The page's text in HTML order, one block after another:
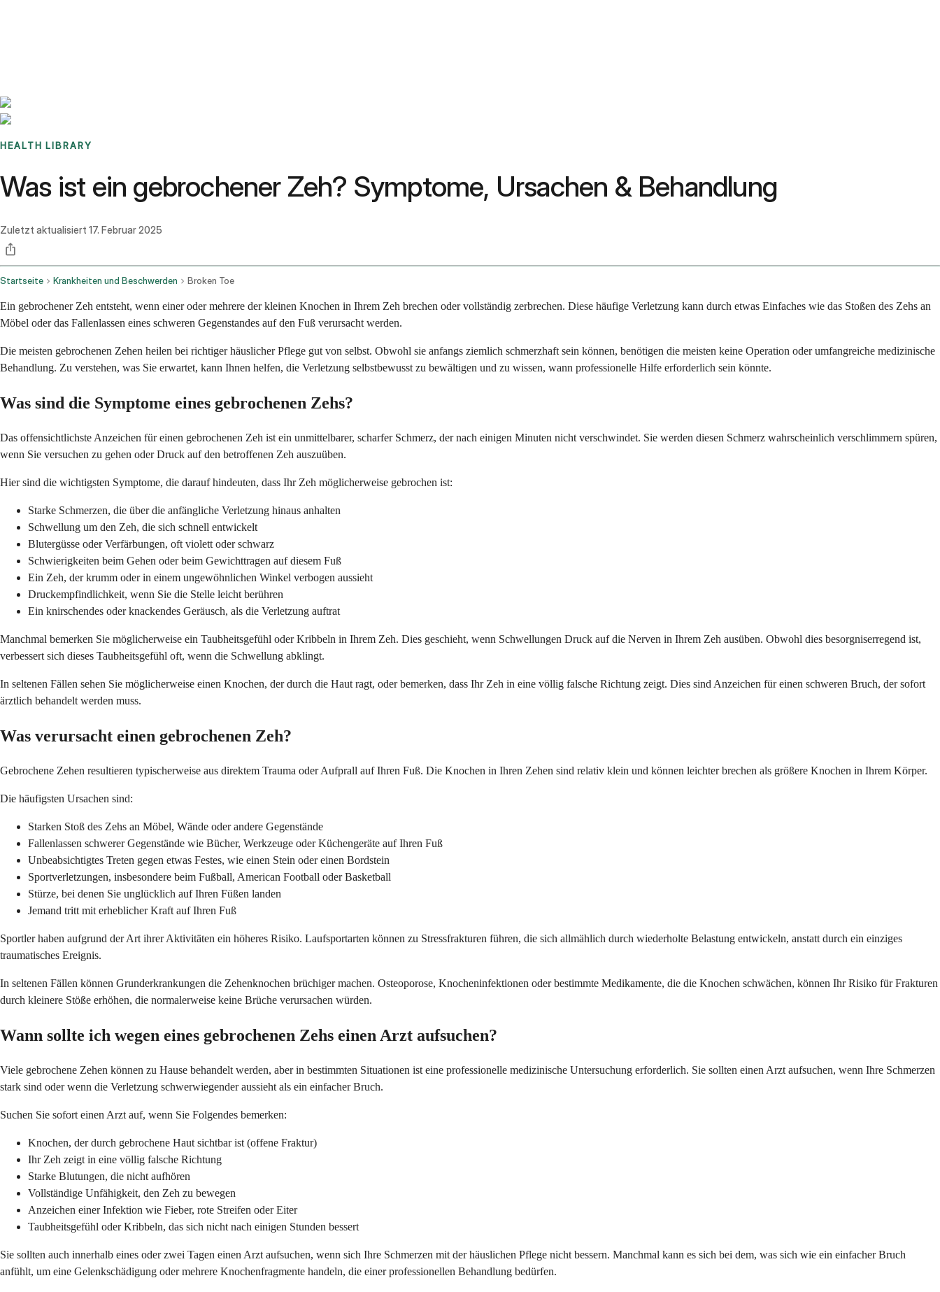
HEALTH LIBRARY
Was ist ein gebrochener Zeh? Symptome, Ursachen & Behandlung
Zuletzt aktualisiert 17. Februar 2025
Startseite Krankheiten und Beschwerden Broken Toe
Ein gebrochener Zeh entsteht, wenn einer oder mehrere der kleinen Knochen in Ihrem Zeh brechen oder vollständig zerbrechen. Diese häufige Verletzung kann durch etwas Einfaches wie das Stoßen des Zehs an
Möbel oder das Fallenlassen eines schweren Gegenstandes auf den Fuß verursacht werden.
Die meisten gebrochenen Zehen heilen bei richtiger häuslicher Pflege gut von selbst. Obwohl sie anfangs ziemlich schmerzhaft sein können, benötigen die meisten keine Operation oder umfangreiche medizinische
Behandlung. Zu verstehen, was Sie erwartet, kann Ihnen helfen, die Verletzung selbstbewusst zu bewältigen und zu wissen, wann professionelle Hilfe erforderlich sein könnte.
Was sind die Symptome eines gebrochenen Zehs?
Das offensichtlichste Anzeichen für einen gebrochenen Zeh ist ein unmittelbarer, scharfer Schmerz, der nach einigen Minuten nicht verschwindet. Sie werden diesen Schmerz wahrscheinlich verschlimmern spüren,
wenn Sie versuchen zu gehen oder Druck auf den betroffenen Zeh auszuüben.
Hier sind die wichtigsten Symptome, die darauf hindeuten, dass Ihr Zeh möglicherweise gebrochen ist:
Starke Schmerzen, die über die anfängliche Verletzung hinaus anhalten
Schwellung um den Zeh, die sich schnell entwickelt
Blutergüsse oder Verfärbungen, oft violett oder schwarz
Schwierigkeiten beim Gehen oder beim Gewichttragen auf diesem Fuß
Ein Zeh, der krumm oder in einem ungewöhnlichen Winkel verbogen aussieht
Druckempfindlichkeit, wenn Sie die Stelle leicht berühren
Ein knirschendes oder knackendes Geräusch, als die Verletzung auftrat
Manchmal bemerken Sie möglicherweise ein Taubheitsgefühl oder Kribbeln in Ihrem Zeh. Dies geschieht, wenn Schwellungen Druck auf die Nerven in Ihrem Zeh ausüben. Obwohl dies besorgniserregend ist,
verbessert sich dieses Taubheitsgefühl oft, wenn die Schwellung abklingt.
In seltenen Fällen sehen Sie möglicherweise einen Knochen, der durch die Haut ragt, oder bemerken, dass Ihr Zeh in eine völlig falsche Richtung zeigt. Dies sind Anzeichen für einen schweren Bruch, der sofort
ärztlich behandelt werden muss.
Was verursacht einen gebrochenen Zeh?
Gebrochene Zehen resultieren typischerweise aus direktem Trauma oder Aufprall auf Ihren Fuß. Die Knochen in Ihren Zehen sind relativ klein und können leichter brechen als größere Knochen in Ihrem Körper.
Die häufigsten Ursachen sind:
Starken Stoß des Zehs an Möbel, Wände oder andere Gegenstände
Fallenlassen schwerer Gegenstände wie Bücher, Werkzeuge oder Küchengeräte auf Ihren Fuß
Unbeabsichtigtes Treten gegen etwas Festes, wie einen Stein oder einen Bordstein
Sportverletzungen, insbesondere beim Fußball, American Football oder Basketball
Stürze, bei denen Sie unglücklich auf Ihren Füßen landen
Jemand tritt mit erheblicher Kraft auf Ihren Fuß
Sportler haben aufgrund der Art ihrer Aktivitäten ein höheres Risiko. Laufsportarten können zu Stressfrakturen führen, die sich allmählich durch wiederholte Belastung entwickeln, anstatt durch ein einziges
traumatisches Ereignis.
In seltenen Fällen können Grunderkrankungen die Zehenknochen brüchiger machen. Osteoporose, Knocheninfektionen oder bestimmte Medikamente, die die Knochen schwächen, können Ihr Risiko für Frakturen
durch kleinere Stöße erhöhen, die normalerweise keine Brüche verursachen würden.
Wann sollte ich wegen eines gebrochenen Zehs einen Arzt aufsuchen?
Viele gebrochene Zehen können zu Hause behandelt werden, aber in bestimmten Situationen ist eine professionelle medizinische Untersuchung erforderlich. Sie sollten einen Arzt aufsuchen, wenn Ihre Schmerzen
stark sind oder wenn die Verletzung schwerwiegender aussieht als ein einfacher Bruch.
Suchen Sie sofort einen Arzt auf, wenn Sie Folgendes bemerken:
Knochen, der durch gebrochene Haut sichtbar ist (offene Fraktur)
Ihr Zeh zeigt in eine völlig falsche Richtung
Starke Blutungen, die nicht aufhören
Vollständige Unfähigkeit, den Zeh zu bewegen
Anzeichen einer Infektion wie Fieber, rote Streifen oder Eiter
Taubheitsgefühl oder Kribbeln, das sich nicht nach einigen Stunden bessert
Sie sollten auch innerhalb eines oder zwei Tagen einen Arzt aufsuchen, wenn sich Ihre Schmerzen mit der häuslichen Pflege nicht bessern. Manchmal kann es sich bei dem, was sich wie ein einfacher Bruch
anfühlt, um eine Gelenkschädigung oder mehrere Knochenfragmente handeln, die einer professionellen Behandlung bedürfen.